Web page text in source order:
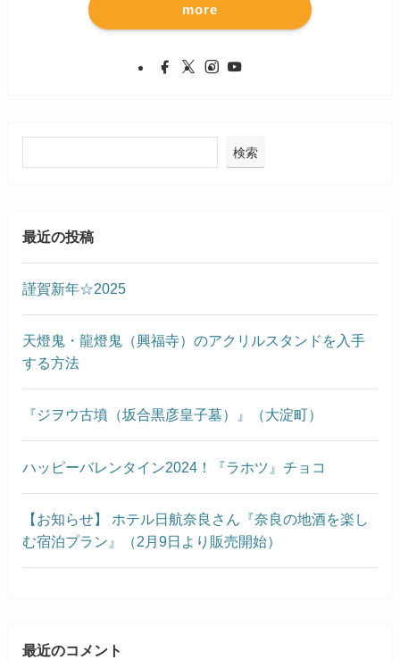
more
検索
最近の投稿
謹賀新年☆2025
天燈鬼・龍燈鬼（興福寺）のアクリルスタンドを入手
する方法
『ジヲウ古墳（坂合黒彦皇子墓）』（大淀町）
ハッピーバレンタイン2024！『ラホツ』チョコ
【お知らせ】 ホテル日航奈良さん『奈良の地酒を楽し
む宿泊プラン』（2月9日より販売開始）
最近のコメント